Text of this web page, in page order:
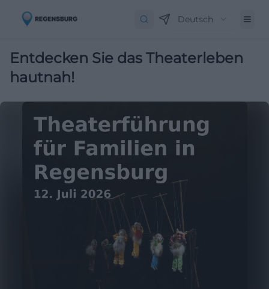
Deutsch
Entdecken Sie das Theaterleben
hautnah!